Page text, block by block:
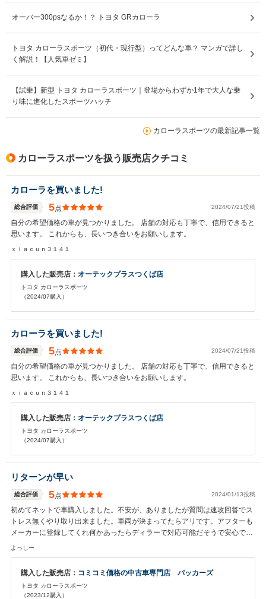
オーバー300psなるか！？ トヨタ GRカローラ
トヨタ カローラスポーツ（初代・現行型）ってどんな車？ マンガで詳し
く解説！【人気車ゼミ】
【試乗】新型 トヨタ カローラスポーツ｜登場からわずか1年で大人な乗
り味に進化したスポーツハッチ
カローラスポーツの最新記事一覧
カローラスポーツを扱う販売店クチコミ
カローラを買いました!
総合評価 5点 2024/07/21投稿
自分の希望価格の車が見つかりました。 店舗の対応も丁寧で、信用できると
思います。 これからも、長いつき合いをお願いします。
ｘｉａｃｕｎ３１４１
購入した販売店： オーテックプラスつくば店
トヨタ カローラスポーツ
（2024/07購入）
カローラを買いました!
総合評価 5点 2024/07/21投稿
自分の希望価格の車が見つかりました。 店舗の対応も丁寧で、信用できると
思います。 これからも、長いつき合いをお願いします。
ｘｉａｃｕｎ３１４１
購入した販売店： オーテックプラスつくば店
トヨタ カローラスポーツ
（2024/07購入）
リターンが早い
総合評価 5点 2024/01/13投稿
初めてネットで車購入しました。不安が、ありましたが質問は速攻回答でス
トレス無くやり取り出来ました。車両が決まってたらアリです。アフターも
メーカーに登録してくれ何かあったらディラーで対応可能だそうで安心で
す。 新古車狙いならおすすめです。
よっしー
購入した販売店： コミコミ価格の中古車専門店 パッカーズ
トヨタ カローラスポーツ
（2023/12購入）